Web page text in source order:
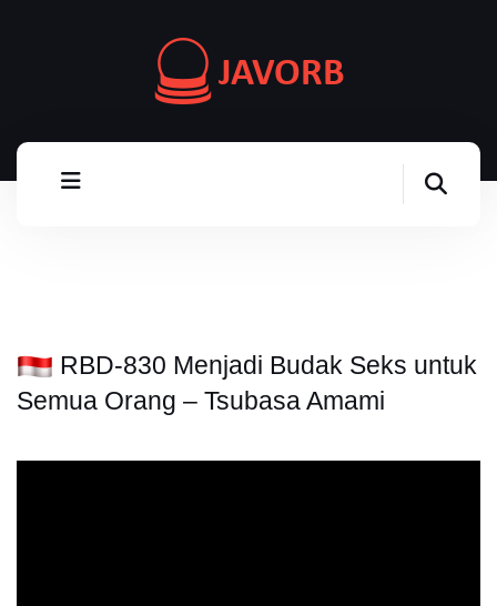
RBD-830 Menjadi Budak Seks untuk
Semua Orang – Tsubasa Amami